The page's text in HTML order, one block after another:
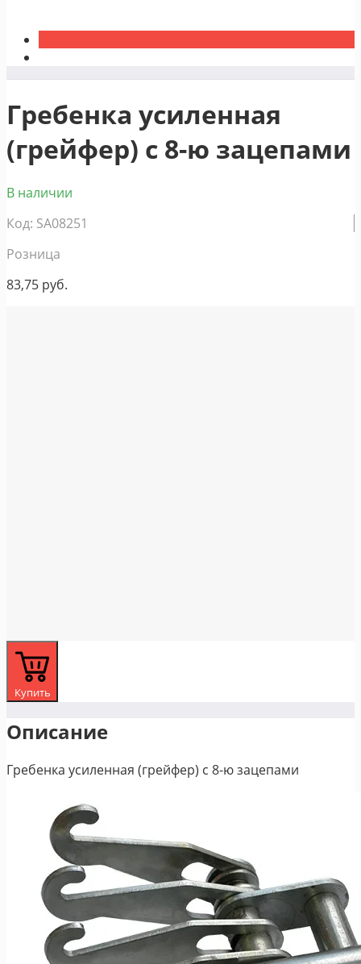
Гребенка усиленная
(грейфер) с 8-ю зацепами
В наличии
Код: SA08251
Розница
83,75 руб.
Купить
Описание
Гребенка усиленная (грейфер) с 8-ю зацепами